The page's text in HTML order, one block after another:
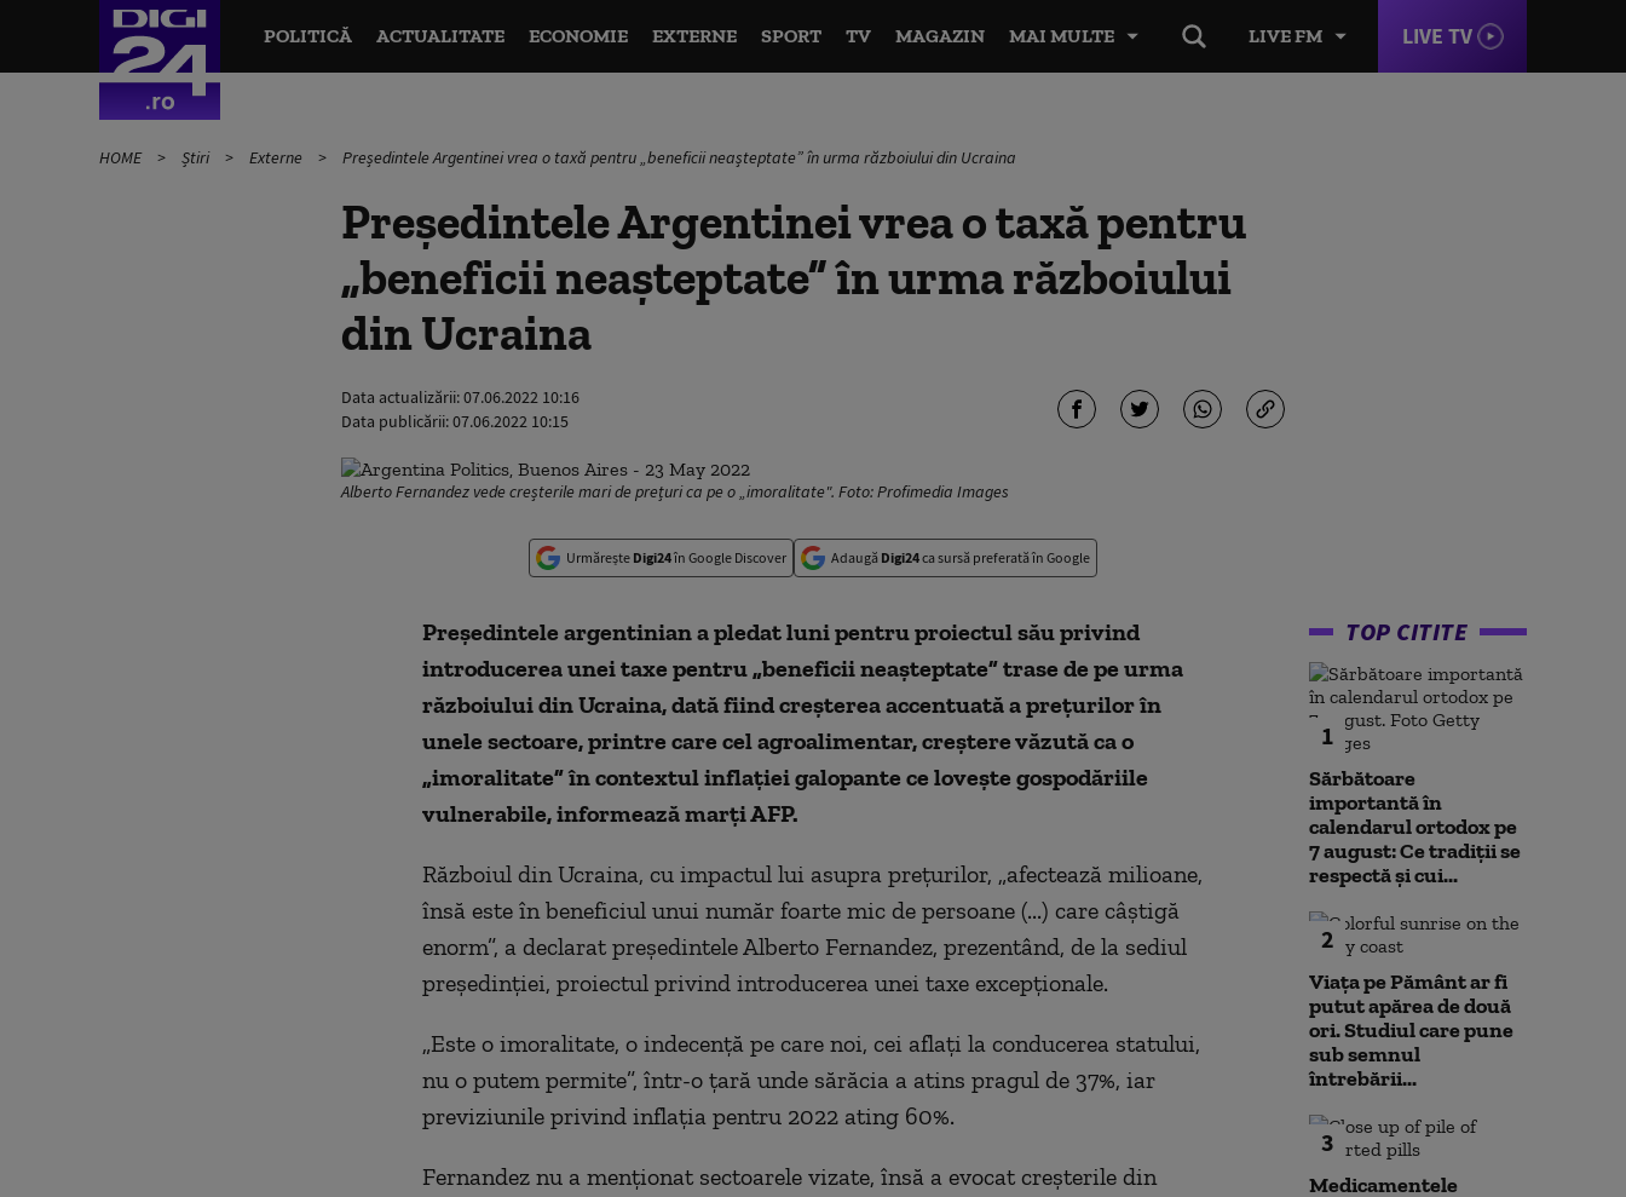
LIVE FM LIVE TV
POLITICĂ ACTUALITATE ECONOMIE EXTERNE SPORT TV MAGAZIN MAI MULTE
HOME Știri Externe Președintele Argentinei vrea o taxă pentru „beneficii neașteptate” în urma războiului din Ucraina
Președintele Argentinei vrea o taxă pentru
„beneficii neașteptate” în urma războiului
din Ucraina
Data actualizării:07.06.2022 10:16
Data publicării:07.06.2022 10:15
Alberto Fernandez vede creșterile mari de prețuri ca pe o „imoralitate". Foto: Profimedia Images
Urmărește Digi24în Google Discover Adaugă Digi24ca sursă preferată în Google
Preşedintele argentinian a pledat luni pentru proiectul său privind
introducerea unei taxe pentru „beneficii neaşteptate” trase de pe urma
războiului din Ucraina, dată fiind creşterea accentuată a preţurilor în
unele sectoare, printre care cel agroalimentar, creştere văzută ca o
„imoralitate” în contextul inflaţiei galopante ce loveşte gospodăriile
vulnerabile, informează marţi AFP.
Războiul din Ucraina, cu impactul lui asupra preţurilor, „afectează milioane,
însă este în beneficiul unui număr foarte mic de persoane (...) care câştigă
enorm”, a declarat preşedintele Alberto Fernandez, prezentând, de la sediul
preşedinţiei, proiectul privind introducerea unei taxe excepţionale.
„Este o imoralitate, o indecenţă pe care noi, cei aflaţi la conducerea statului,
nu o putem permite”, într-o ţară unde sărăcia a atins pragul de 37%, iar
previziunile privind inflaţia pentru 2022 ating 60%.
Fernandez nu a menţionat sectoarele vizate, însă a evocat creşterile din
TOP CITITE
1
Sărbătoare
importantă în
calendarul ortodox pe
7 august: Ce tradiții se
respectă și cui...
2
Viața pe Pământ ar fi
putut apărea de două
ori. Studiul care pune
sub semnul
întrebării...
3
Medicamentele